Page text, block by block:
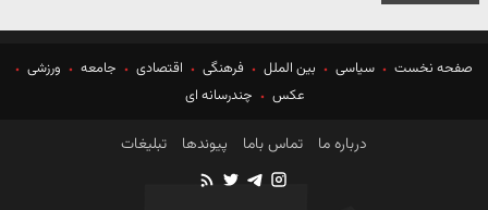
صفحه نخست سیاسی بین الملل فرهنگی اقتصادی جامعه
ورزشی
عکس
چندرسانه ای
درباره ما تماس باما پیوندها تبلیغات